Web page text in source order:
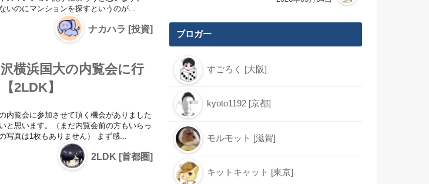
いのにマンションを探すというのが...
ナカハラ [投資]
横浜国大の内覧会に行
2LDK】
内覧会に参加させて頂く機会がありました
と思います。（まだ内覧会前の方もいらっ
写真は1枚もありません） まず感...
2LDK [首都圏]
ブロガー
すごろく [大阪]
kyoto1192 [京都]
モルモット [滋賀]
キットキャット [東京]